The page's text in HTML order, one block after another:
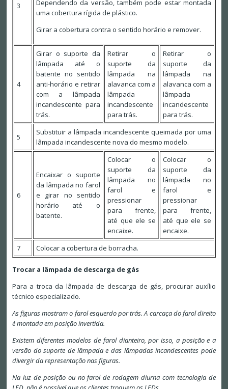
3
Dependendo da versão, também pode estar montada
uma cobertura rígida de plástico.
Girar a cobertura contra o sentido horário e remover.
4
Girar o suporte da
lâmpada até o
batente no sentido
anti-horário e retirar
com a lâmpada
incandescente para
trás.
Retirar o
suporte da
lâmpada na
alavanca com a
lâmpada
incandescente
para trás.
Retirar o
suporte da
lâmpada na
alavanca com a
lâmpada
incandescente
para trás.
5
Substituir a lâmpada incandescente queimada por uma
lâmpada incandescente nova do mesmo modelo.
6
Encaixar o suporte
da lâmpada no farol
e girar no sentido
horário até o
batente.
Colocar o
suporte da
lâmpada no
farol e
pressionar
para frente,
até que ele se
encaixe.
Colocar o
suporte da
lâmpada no
farol e
pressionar
para frente,
até que ele se
encaixe.
7
Colocar a cobertura de borracha.
Trocar a lâmpada de descarga de gás
Para a troca da lâmpada de descarga de gás, procurar auxílio
técnico especializado.
As figuras mostram o farol esquerdo por trás. A carcaça do farol direito
é montada em posição invertida.
Existem diferentes modelos de farol dianteiro, por isso, a posição e a
versão do suporte de lâmpada e das lâmpadas incandescentes pode
divergir da representação nas figuras.
Na luz de posição ou no farol de rodagem diurna com tecnologia de